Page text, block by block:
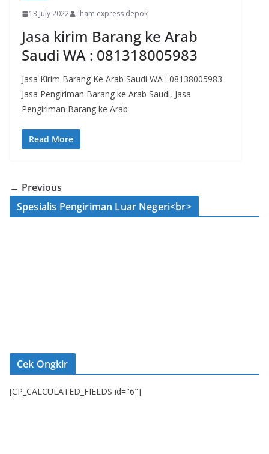
13 July 2022 ilham express depok
Jasa kirim Barang ke Arab
Saudi WA : 081318005983
Jasa Kirim Barang Ke Arab Saudi WA : 08138005983
Jasa Pengiriman Barang ke Arab Saudi, Jasa
Pengiriman Barang ke Arab
Read More
← Previous
Spesialis Pengiriman Luar Negeri<br>
Cek Ongkir
[CP_CALCULATED_FIELDS id="6"]